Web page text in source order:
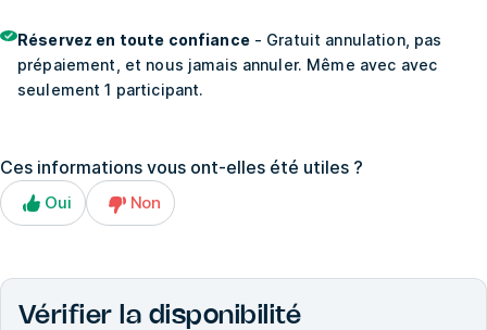
Réservez en toute confiance- Gratuit annulation, pas
prépaiement, et nous jamais annuler. Même avec avec
seulement 1 participant.
Ces informations vous ont-elles été utiles ?
Oui Non
Vérifier la disponibilité